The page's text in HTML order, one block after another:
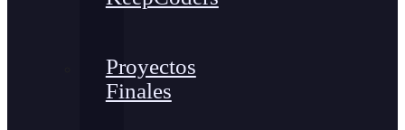
Proyectos
Finales